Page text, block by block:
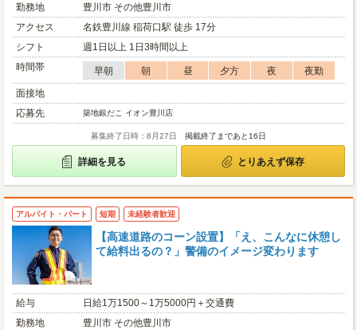
勤務地
豊川市 その他豊川市
アクセス
名鉄豊川線 稲荷口駅 徒歩 17分
シフト
週1日以上 1日3時間以上
時間帯
早朝 朝 昼 夕方 夜
夜勤
面接地
応募先
築地銀だこ イオン豊川店
募集終了日時：8月27日 掲載終了まであと16日
詳細を見る とりあえず保存
アルバイト・パート 短期 未経験者歓迎
【高速道路のコーン設置】「え、こんなに休憩し
て給料出るの？」警備のイメージ変わります
給与
日給1万1500～1万5000円＋交通費
勤務地
豊川市 その他豊川市